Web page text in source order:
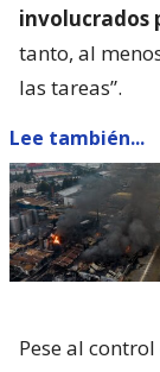
involucrados
tanto, al
las tareas”.
Lee también...
Pese al